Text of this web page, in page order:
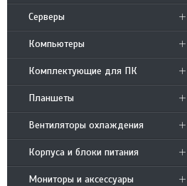
Cерверы
Компьютеры
Комплектующие для ПК
Планшеты
Вентиляторы охлаждения
Корпуса и блоки питания
Мониторы и аксессуары